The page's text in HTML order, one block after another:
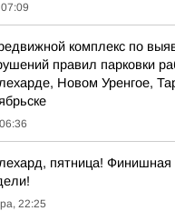
07:09
комплекс по
правил парковки
Новом Уренгое,
06:36
пятница! Финишная
22:25